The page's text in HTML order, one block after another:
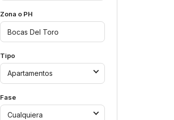
Zona o PH
Tipo
Apartamentos
Fase
Cualquiera